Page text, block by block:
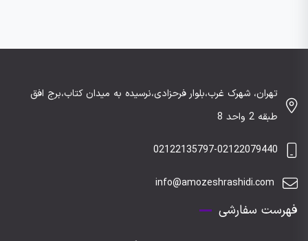
تهران، شهرک غرب،بلوار فرحزادی،نرسیده به میدان کتاب،برج افق
طبقه 2 واحد 8
02122135797-02122079440
info@amozeshrashidi.com
فهرست سفارشی